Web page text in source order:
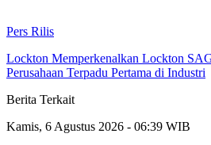
Pers Rilis
Lockton Memperkenalkan Lockton
Perusahaan Terpadu Pertama di Industri
Berita Terkait
Kamis, 6 Agustus 2026 - 06:39 WIB